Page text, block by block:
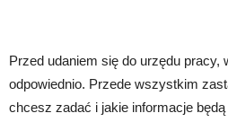
Przed udaniem się do urzędu pracy,
odpowiednio. Przede wszystkim
chcesz zadać i jakie informacje